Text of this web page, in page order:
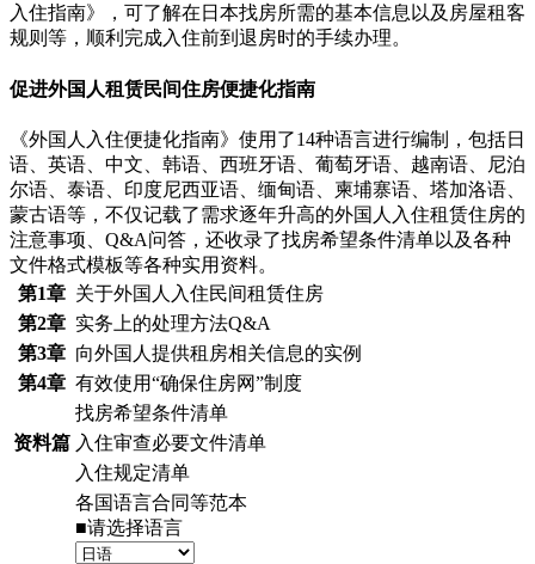
入住指南》，可了解在日本找房所需的基本信息以及房屋租客
规则等，顺利完成入住前到退房时的手续办理。
促进外国人租赁民间住房便捷化指南
《外国人入住便捷化指南》使用了14种语言进行编制，包括日
语、英语、中文、韩语、西班牙语、葡萄牙语、越南语、尼泊
尔语、泰语、印度尼西亚语、缅甸语、柬埔寨语、塔加洛语、
蒙古语等，不仅记载了需求逐年升高的外国人入住租赁住房的
注意事项、Q&A问答，还收录了找房希望条件清单以及各种
文件格式模板等各种实用资料。
第1章 关于外国人入住民间租赁住房
第2章 实务上的处理方法Q&A
第3章 向外国人提供租房相关信息的实例
第4章 有效使用“确保住房网”制度
资料篇
找房希望条件清单
入住审查必要文件清单
入住规定清单
各国语言合同等范本
■请选择语言